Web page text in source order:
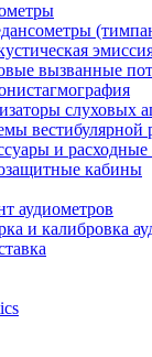
вызванные
слуховых
вестибулярной
и
кабины
аудиометров
и калибровка